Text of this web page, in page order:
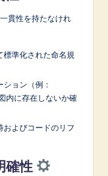
貫性を持たなけれ
準化された命名規
ョン（例：
内に存在しないか確
およびコードのリフ
確性